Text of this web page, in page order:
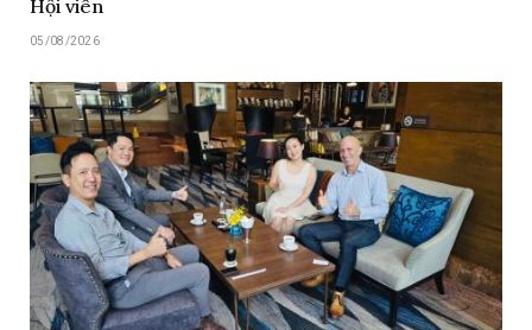
Hội viên
05/08/2026